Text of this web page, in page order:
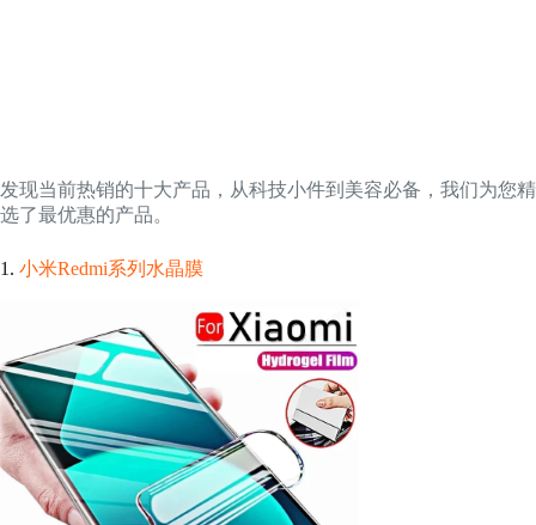
发现当前热销的十大产品，从科技小件到美容必备，我们为您精
选了最优惠的产品。
1. 小米Redmi系列水晶膜